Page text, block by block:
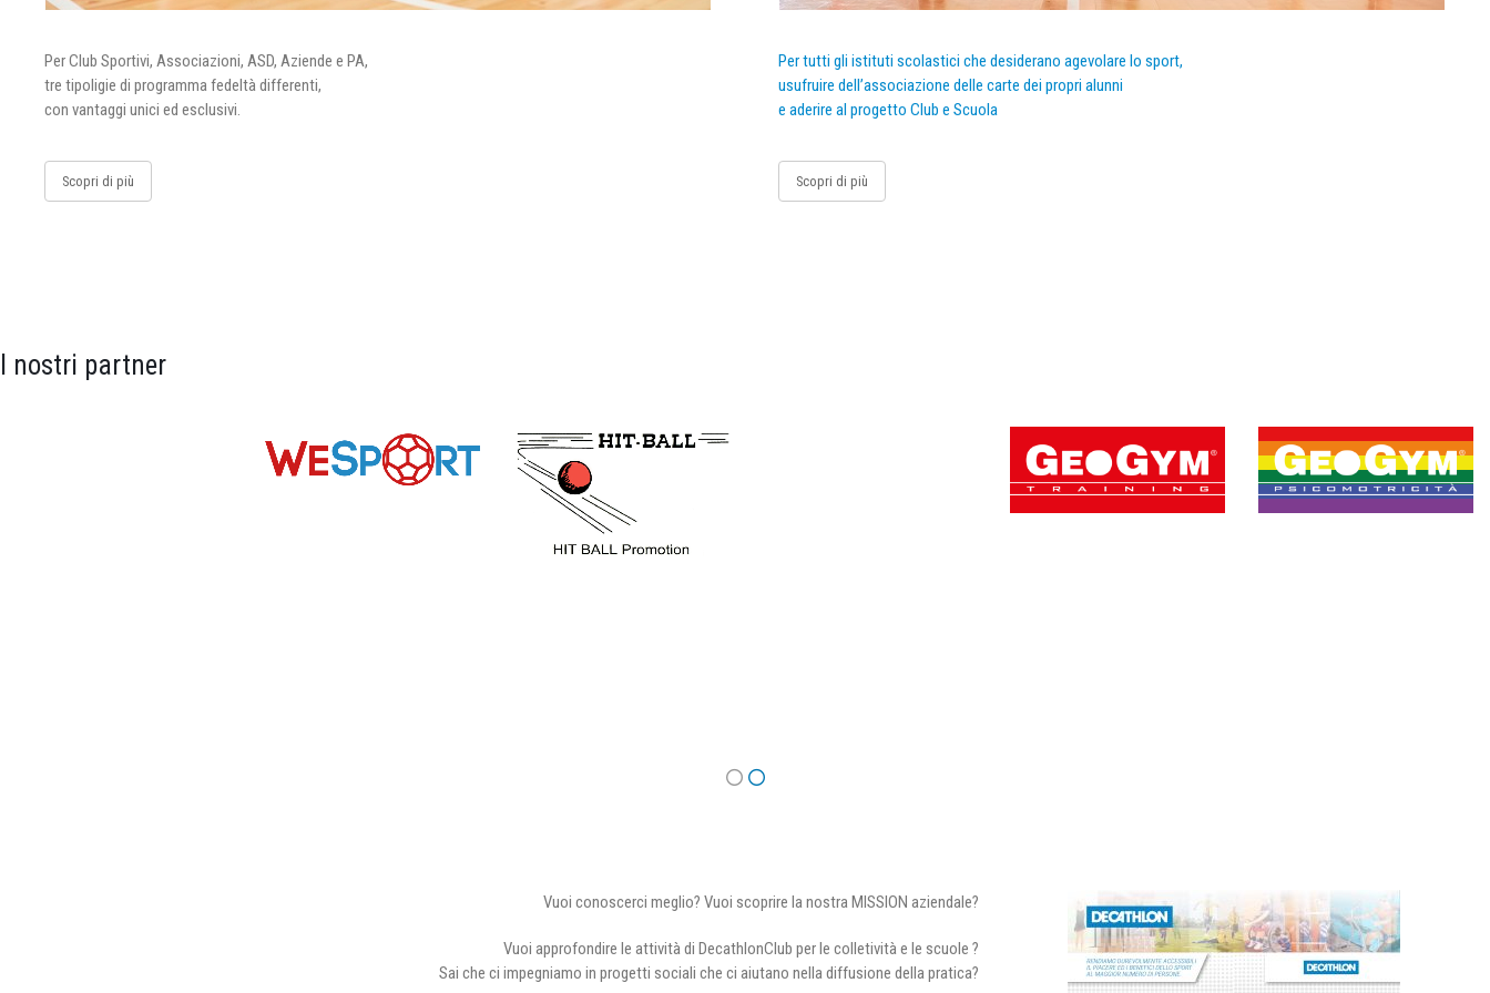
Per Club Sportivi, Associazioni, ASD, Aziende e PA,
tre tipoligie di programma fedeltà differenti,
con vantaggi unici ed esclusivi.
Scopri di più
Per tutti gli istituti scolastici che desiderano agevolare lo sport,
usufruire dell’associazione delle carte dei propri alunni
e aderire al progetto Club e Scuola
Scopri di più
I nostri partner
Vuoi conoscerci meglio? Vuoi scoprire la nostra MISSION aziendale?
Vuoi approfondire le attività di DecathlonClub per le colletività e le scuole ?
Sai che ci impegniamo in progetti sociali che ci aiutano nella diffusione della pratica?